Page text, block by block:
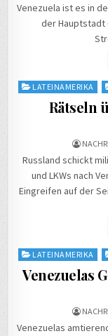
Venezuela ist es in
der Hauptstadt
Posted
LATEINAMERIKA
Rätseln
Russland schickt
und LKWs nach
Eingreifen auf der
Posted
in
LATEINAMERIKA
Venezuelas
Venezuelas